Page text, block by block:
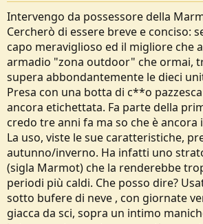
Intervengo da possessore della
Cercherò di essere breve e conciso:
capo meraviglioso ed il migliore che
armadio "zona outdoor" che ormai,
supera abbondantemente le dieci
Presa con una botta di c**o
ancora etichettata. Fa parte della
credo tre anni fa ma so che è ancora
La uso, viste le sue caratteristiche,
autunno/inverno. Ha infatti uno
(sigla Marmot) che la renderebbe
periodi più caldi. Che posso dire?
sotto bufere di neve , con giornate
giacca da sci, sopra un intimo